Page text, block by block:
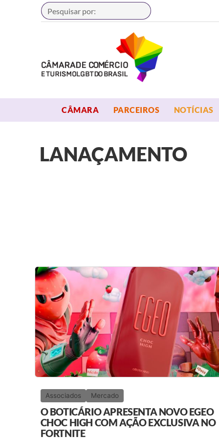
Buscar
CÂMARA OPEN MENU
PARCEIROS OPEN MENU
NOTÍCIAS
LANAÇAMENTO
Associados Mercado
O BOTICÁRIO APRESENTA NOVO EGEO
CHOC HIGH COM AÇÃO EXCLUSIVA NO
FORTNITE